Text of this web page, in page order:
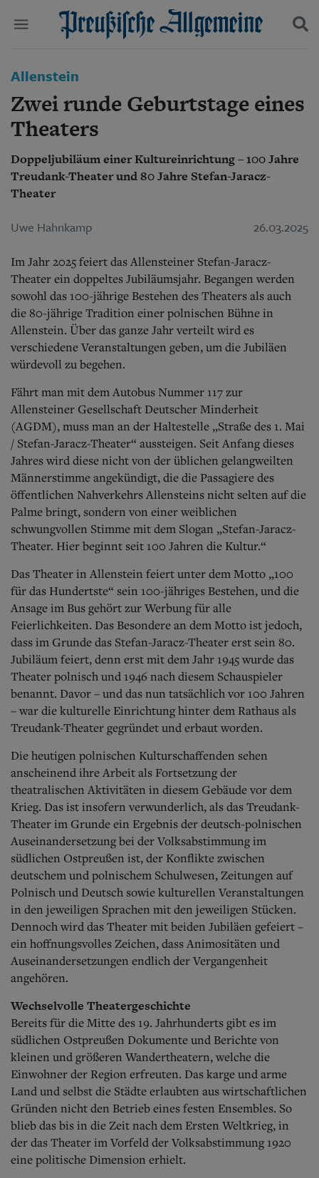
Start
Wer wir sind
Aktuelle Ausgabe
Abonnenten-Login
Abonnent werden
Mediadaten
Wirtschaft
Leben
Geschichte
Ostpreußen
Bücher
Kontakt
Impressum
Datenschutz
Suchen und finden
Allenstein
Zwei runde Geburtstage eines
Theaters
Doppeljubiläum einer Kultureinrichtung – 100 Jahre
Treudank-Theater und 80 Jahre Stefan-Jaracz-
Theater
Uwe Hahnkamp 26.03.2025
Im Jahr 2025 feiert das Allensteiner Stefan-Jaracz-
Theater ein doppeltes Jubiläumsjahr. Begangen werden
sowohl das 100-jährige Bestehen des Theaters als auch
die 80-jährige Tradition einer polnischen Bühne in
Allenstein. Über das ganze Jahr verteilt wird es
verschiedene Veranstaltungen geben, um die Jubiläen
würdevoll zu begehen.
Fährt man mit dem Autobus Nummer 117 zur
Allensteiner Gesellschaft Deutscher Minderheit
(AGDM), muss man an der Haltestelle „Straße des 1. Mai
/ Stefan-Jaracz-Theater“ aussteigen. Seit Anfang dieses
Jahres wird diese nicht von der üblichen gelangweilten
Männerstimme angekündigt, die die Passagiere des
öffentlichen Nahverkehrs Allensteins nicht selten auf die
Palme bringt, sondern von einer weiblichen
schwungvollen Stimme mit dem Slogan „Stefan-Jaracz-
Theater. Hier beginnt seit 100 Jahren die Kultur.“
Das Theater in Allenstein feiert unter dem Motto „100
für das Hundertste“ sein 100-jähriges Bestehen, und die
Ansage im Bus gehört zur Werbung für alle
Feierlichkeiten. Das Besondere an dem Motto ist jedoch,
dass im Grunde das Stefan-Jaracz-Theater erst sein 80.
Jubiläum feiert, denn erst mit dem Jahr 1945 wurde das
Theater polnisch und 1946 nach diesem Schauspieler
benannt. Davor – und das nun tatsächlich vor 100 Jahren
– war die kulturelle Einrichtung hinter dem Rathaus als
Treudank-Theater gegründet und erbaut worden.
Die heutigen polnischen Kulturschaffenden sehen
anscheinend ihre Arbeit als Fortsetzung der
theatralischen Aktivitäten in diesem Gebäude vor dem
Krieg. Das ist insofern verwunderlich, als das Treudank-
Theater im Grunde ein Ergebnis der deutsch-polnischen
Auseinandersetzung bei der Volksabstimmung im
südlichen Ostpreußen ist, der Konflikte zwischen
deutschem und polnischem Schulwesen, Zeitungen auf
Polnisch und Deutsch sowie kulturellen Veranstaltungen
in den jeweiligen Sprachen mit den jeweiligen Stücken.
Dennoch wird das Theater mit beiden Jubiläen gefeiert –
ein hoffnungsvolles Zeichen, dass Animositäten und
Auseinandersetzungen endlich der Vergangenheit
angehören.
Wechselvolle Theatergeschichte
Bereits für die Mitte des 19. Jahrhunderts gibt es im
südlichen Ostpreußen Dokumente und Berichte von
kleinen und größeren Wandertheatern, welche die
Einwohner der Region erfreuten. Das karge und arme
Land und selbst die Städte erlaubten aus wirtschaftlichen
Gründen nicht den Betrieb eines festen Ensembles. So
blieb das bis in die Zeit nach dem Ersten Weltkrieg, in
der das Theater im Vorfeld der Volksabstimmung 1920
eine politische Dimension erhielt.